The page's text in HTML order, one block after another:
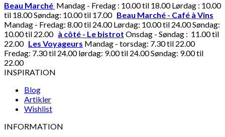
Beau Marché Mandag - Fredag : 10.00 til 18.00 Lørdag : 10.00
til 18.00 Søndag: 10.00 til 17.00 Beau Marché - Café à Vins
Mandag - Fredag: 8.00 til 24.00 Lørdag: 10.00 til 24.00 Søndag:
10.00 til 22.00 à côté - Le bistrot Onsdag - Søndag : 11.00 til
22.00 Les Voyageurs Mandag - torsdag: 7.30 til 22.00
Fredag: 7.30 til 24.00 lørdag: 9.00 til 24.00 Søndag: 9.00 til
22.00
INSPIRATION
Blog
Artikler
Wishlist
INFORMATION